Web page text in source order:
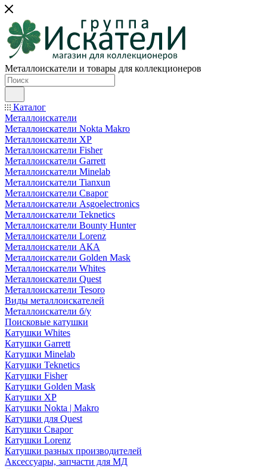
Металлоискатели и товары для коллекционеров
Каталог
Металлоискатели
Металлоискатели Nokta Makro
Металлоискатели XP
Металлоискатели Fisher
Металлоискатели Garrett
Металлоискатели Minelab
Металлоискатели Tianxun
Металлоискатели Сварог
Металлоискатели Asgoelectronics
Металлоискатели Teknetics
Металлоискатели Bounty Hunter
Металлоискатели Lorenz
Металлоискатели АКА
Металлоискатели Golden Mask
Металлоискатели Whites
Металлоискатели Quest
Металлоискатели Tesoro
Виды металлоискателей
Металлоискатели б/у
Поисковые катушки
Катушки Whites
Катушки Garrett
Катушки Minelab
Катушки Teknetics
Катушки Fisher
Катушки Golden Mask
Катушки XP
Катушки Nokta | Makro
Катушки для Quest
Катушки Сварог
Катушки Lorenz
Катушки разных производителей
Аксессуары, запчасти для МД